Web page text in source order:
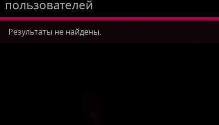
пользователей
Результаты не найдены.